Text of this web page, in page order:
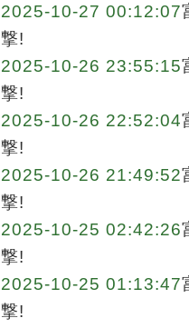
2025-10-27 00:12:07
撃!
2025-10-26 23:55:15
撃!
2025-10-26 22:52:04
撃!
2025-10-26 21:49:52
撃!
2025-10-25 02:42:26
撃!
2025-10-25 01:13:47
撃!